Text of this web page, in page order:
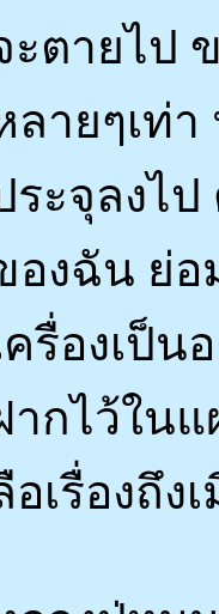
ะตายไป
ลายๆเท่
ระจุลงไ
องฉัน ย่อ
ครื่องเป็
ากไว้ใน
อเรื่องถึง